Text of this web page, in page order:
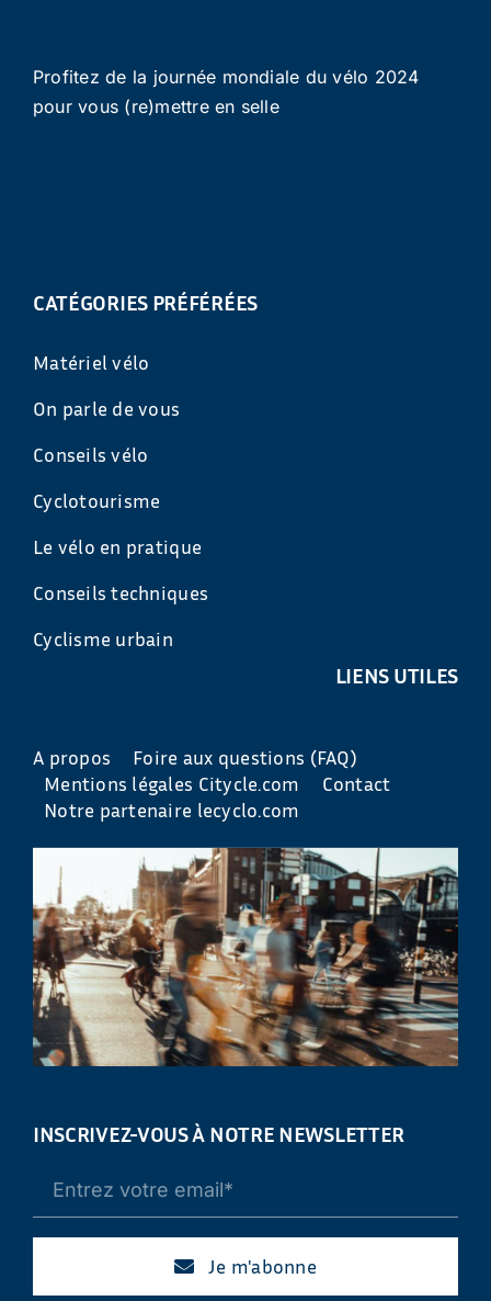
Profitez de la journée mondiale du vélo 2024
pour vous (re)mettre en selle
CATÉGORIES PRÉFÉRÉES
Matériel vélo
On parle de vous
Conseils vélo
Cyclotourisme
Le vélo en pratique
Conseils techniques
Cyclisme urbain
LIENS UTILES
A propos
Foire aux questions (FAQ)
Mentions légales Citycle.com
Contact
Notre partenaire lecyclo.com
INSCRIVEZ-VOUS À NOTRE NEWSLETTER
Je m'abonne